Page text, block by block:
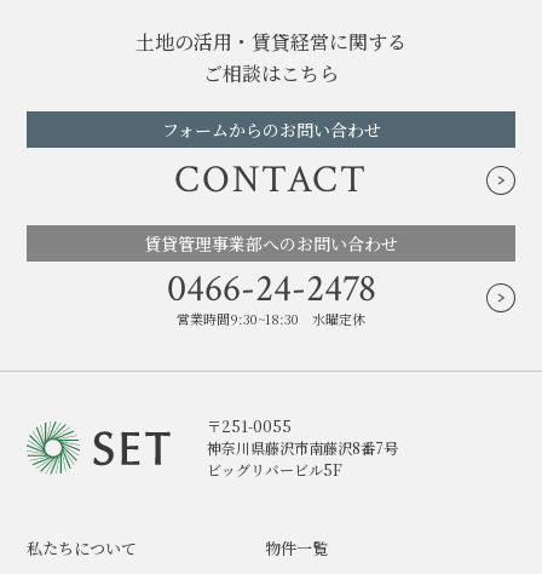
土地の活用・賃貸経営に関する
ご相談はこちら
フォームからのお問い合わせ
CONTACT
賃貸管理事業部へのお問い合わせ
0466-24-2478
営業時間9:30~18:30 水曜定休
〒251-0055
神奈川県藤沢市南藤沢8番7号
ビッグリバービル5F
私たちについて 物件一覧